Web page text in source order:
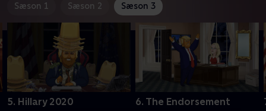
Sæson 1 Sæson 2 Sæson 3
5. Hillary 2020 6. The Endorsement